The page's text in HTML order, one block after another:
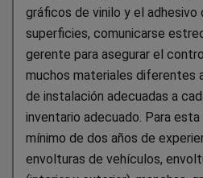
gráficos de vinilo y el adhesivo
superficies, comunicarse
gerente para asegurar el
muchos materiales diferentes
de instalación adecuadas a
inventario adecuado. Para
mínimo de dos años de
envolturas de vehículos,